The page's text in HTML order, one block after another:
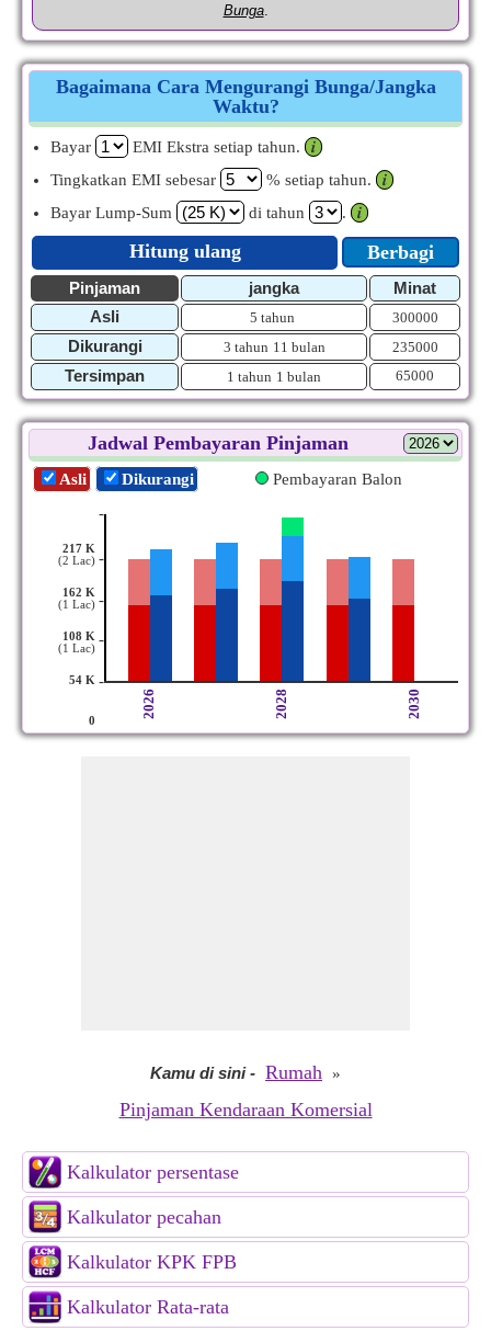
Bunga.
Bagaimana Cara Mengurangi Bunga/Jangka
Waktu?
Bayar EMI Ekstra setiap tahun.
𝒊
Tingkatkan EMI sebesar
% setiap tahun.
𝒊
Bayar Lump-Sum
di tahun . 𝒊
Hitung ulang Berbagi
Pinjaman jangka
Minat
Asli
5 tahun 300000
Dikurangi 3 tahun 11 bulan 235000
Tersimpan 1 tahun 1 bulan 65000
Jadwal Pembayaran Pinjaman
Asli Dikurangi Pembayaran Balon
217 K
(2 Lac)
162 K
(1 Lac)
108 K
(1 Lac)
54 K
0
-
-
-
-
-
2026 2028 2030
Kamu di sini- Rumah »
Pinjaman Kendaraan Komersial
Kalkulator persentase
Kalkulator pecahan
Kalkulator KPK FPB
Kalkulator Rata-rata